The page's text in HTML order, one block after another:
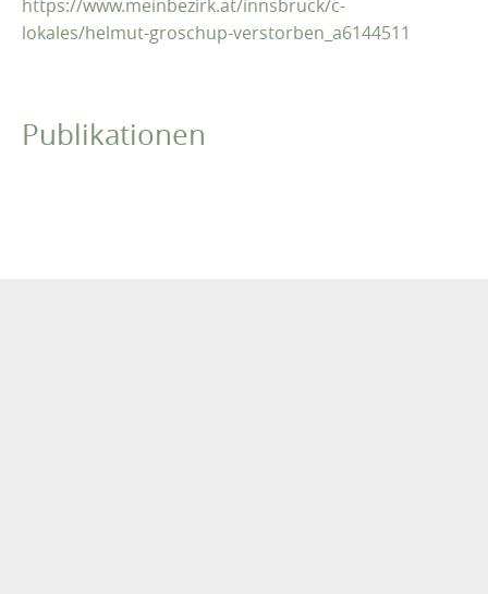
https://www.meinbezirk.at/innsbruck/c-
lokales/helmut-groschup-verstorben_a6144511
Publikationen